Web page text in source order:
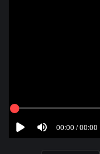
00:00 / 00:00